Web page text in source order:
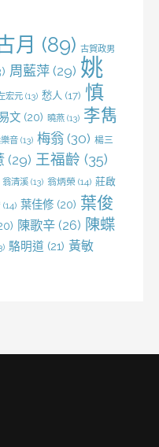
月 (89) 古賀政男
周藍萍 (29) 姚
宏元 (13) 愁人 (17) 慎
文 (20) 曉燕 (13) 李雋
音 (13) 梅翁 (30) 楊三
(29) 王福齡 (35)
翁清溪 (13) 翁炳榮 (14) 莊啟
(14) 葉佳修 (20) 葉俊
陳歌辛 (26) 陳蝶
駱明道 (21) 黃敏